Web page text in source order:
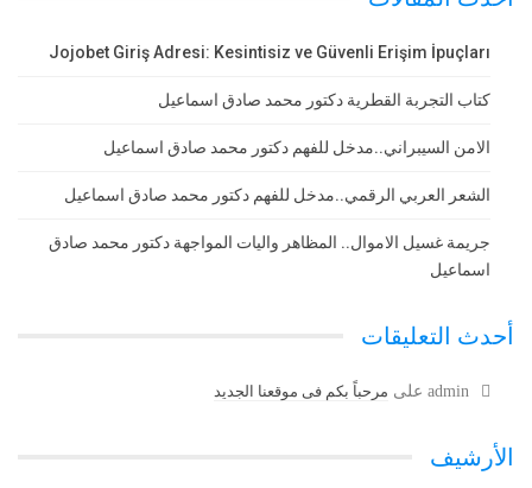
Jojobet Giriş Adresi: Kesintisiz ve Güvenli Erişim İpuçları
كتاب التجربة القطرية دكتور محمد صادق اسماعيل
الامن السيبراني..مدخل للفهم دكتور محمد صادق اسماعيل
الشعر العربي الرقمي..مدخل للفهم دكتور محمد صادق اسماعيل
جريمة غسيل الاموال.. المظاهر واليات المواجهة دكتور محمد صادق
اسماعيل
أحدث التعليقات
admin على مرحباً بكم فى موقعنا الجديد
الأرشيف